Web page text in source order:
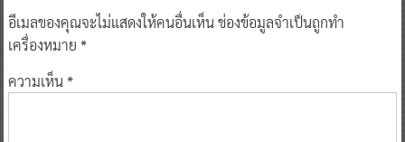
อีเมลของคุณจะไม่แสดงให้คนอื่นเห็นช่องข้อมูลจำเป็นถูกทำ
เครื่องหมาย *
ความเห็น*